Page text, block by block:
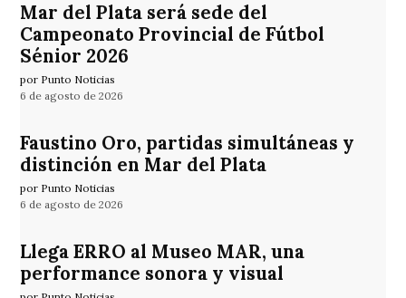
Mar del Plata será sede del
Campeonato Provincial de Fútbol
Sénior 2026
por Punto Noticias
6 de agosto de 2026
Faustino Oro, partidas simultáneas y
distinción en Mar del Plata
por Punto Noticias
6 de agosto de 2026
Llega ERRO al Museo MAR, una
performance sonora y visual